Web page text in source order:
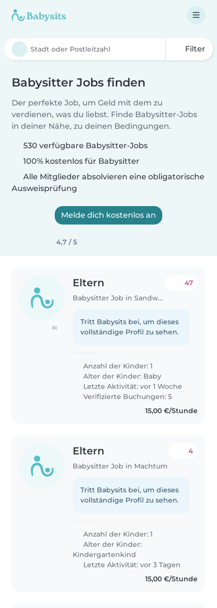
Filter
Babysitter Jobs finden
Der perfekte Job, um Geld mit dem zu
verdienen, was du liebst. Finde Babysitter-Jobs
in deiner Nähe, zu deinen Bedingungen.
530 verfügbare Babysitter-Jobs
100% kostenlos für Babysitter
Alle Mitglieder absolvieren eine obligatorische
Ausweisprüfung
Melde dich kostenlos an
4,7 / 5
(5)
Eltern
Babysitter Job in Sandweiler
47
Tritt Babysits bei, um dieses
vollständige Profil zu sehen.
Anzahl der Kinder: 1
Alter der Kinder: Baby
Letzte Aktivität: vor 1 Woche
Verifizierte Buchungen: 5
15,00 €/Stunde
Eltern
Babysitter Job in Machtum
4
Tritt Babysits bei, um dieses
vollständige Profil zu sehen.
Anzahl der Kinder: 1
Alter der Kinder:
Kindergartenkind
Letzte Aktivität: vor 3 Tagen
15,00 €/Stunde